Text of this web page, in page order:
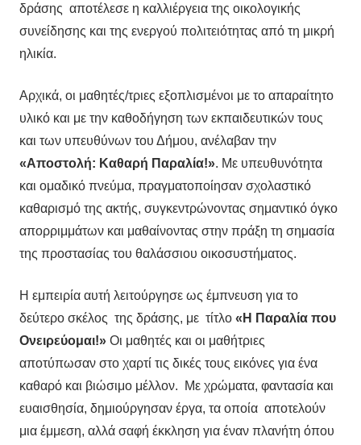
δράσης αποτέλεσε η καλλιέργεια της οικολογικής
συνείδησης και της ενεργού πολιτειότητας από τη μικρή
ηλικία.
Αρχικά, οι μαθητές/τριες εξοπλισμένοι με το απαραίτητο
υλικό και με την καθοδήγηση των εκπαιδευτικών τους
και των υπευθύνων του Δήμου, ανέλαβαν την
«Αποστολή: Καθαρή Παραλία!». Με υπευθυνότητα
και ομαδικό πνεύμα, πραγματοποίησαν σχολαστικό
καθαρισμό της ακτής, συγκεντρώνοντας σημαντικό όγκο
απορριμμάτων και μαθαίνοντας στην πράξη τη σημασία
της προστασίας του θαλάσσιου οικοσυστήματος.
Η εμπειρία αυτή λειτούργησε ως έμπνευση για το
δεύτερο σκέλος της δράσης, με τίτλο «Η Παραλία που
Ονειρεύομαι!» Οι μαθητές και οι μαθήτριες
αποτύπωσαν στο χαρτί τις δικές τους εικόνες για ένα
καθαρό και βιώσιμο μέλλον. Με χρώματα, φαντασία και
ευαισθησία, δημιούργησαν έργα, τα οποία αποτελούν
μια έμμεση, αλλά σαφή έκκληση για έναν πλανήτη όπου